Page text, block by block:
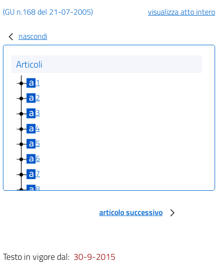
(GU n.168 del 21-07-2005)
visualizza atto intero
nascondi
Articoli
1
2
3
4
5
6
7
8
13
articolo successivo
Testo in vigore dal: 30-9-2015